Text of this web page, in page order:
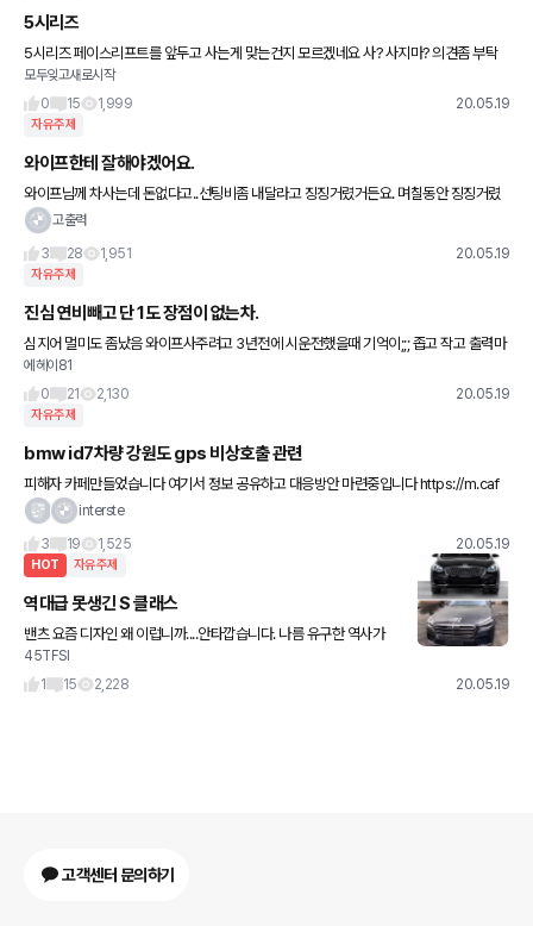
5시리즈
5시리즈 페이스리프트를 앞두고 사는게 맞는건지 모르겠네요 사? 사지마? 의견좀 부탁
드립니다
모두잊고새로시작
0
15 1,999 20.05.19
자유주제
와이프한테 잘해야겠어요.
와이프님께 차사는데 돈없다고..선팅비좀 내달라고 징징거렸거든요. 며칠동안 징징거렸
어요..난 돈이없는사람이라고 우울하다고. 막 선팅못하면 정말 더울텐데..이러면서 궁시렁
고출력
3
28 1,951 20.05.19
자유주제
진심 연비빼고 단 1도 장점이 없는차.
심지어 멀미도 좀났음 와이프사주려고 3년전에 시운전했을때 기억이;;; 좁고 작고 출력마
력 부족에. 주행감 쉣에. 그렇다고 가격이나 싼가 가격도 비싸고 이거 살바에 니로가 123
840815485배
에헤이81
0
21 2,130 20.05.19
자유주제
bmw id7차량 강원도 gps 비상호출 관련
피해자 카페만들었습니다 여기서 정보 공유하고 대응방안 마련중입니다 https://m.caf
e.naver.com/bmwid7 네이버 bmw비상호출 검색하면 나옵니다 id7차량이면 거의
interste
3
19 1,525 20.05.19
HOT 자유주제
역대급 못생긴 S 클래스
밴츠 요즘 디자인 왜 이럽니까....안타깝습니다. 나름 유구한 역사가
있는 브랜드인데...
45TFSI
1
15 2,228 20.05.19
고객센터 문의하기